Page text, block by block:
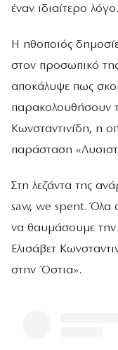
έναν ιδιαίτερο λόγο.
Η ηθοποιός
στον προσωπικό
αποκάλυψε πως
παρακολουθήσουν
Κωνσταντινίδη, η
παράσταση
Στη λεζάντα της
saw, we spent. Όλα
να θαυμάσουμε την
Ελισάβετ
στην Όστια».